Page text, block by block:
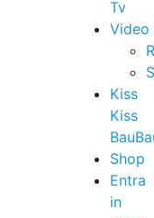
Tv
Video
Kiss
Kiss
Shop
Entra
in